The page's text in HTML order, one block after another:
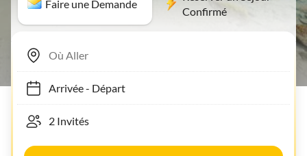
Faire une Demande
Confirmé
Arrivée- Départ